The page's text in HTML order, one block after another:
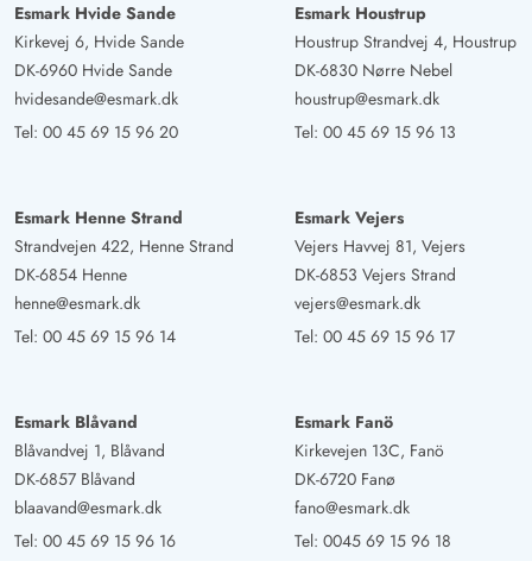
Stephanie Franken
Deutschland
5 von 5
5 von 5
5 out of 5
12/08/2024
Ein wunderbares, großes und sauberes Haus mit tollem
Garten. Dieser ist etwas abgegrenzt durch Grün und
super, es hat an nichts gefehlt. Toll, dass es dunkle
Jalousien in den Zimmern gibt.
Esmark Hvide Sande
Kirkevej 6, Hvide Sande
DK-6960 Hvide Sande
hvidesande@esmark.dk
Tel: 00 45 69 15 96 20
Esmark Houstrup
Houstrup Strandvej 4, Houstrup
DK-6830 Nørre Nebel
houstrup@esmark.dk
Tel: 00 45 69 15 96 13
Esmark Henne Strand
Strandvejen 422, Henne Strand
DK-6854 Henne
henne@esmark.dk
Tel: 00 45 69 15 96 14
Esmark Vejers
Vejers Havvej 81, Vejers
DK-6853 Vejers Strand
vejers@esmark.dk
Tel: 00 45 69 15 96 17
Esmark Blåvand
Blåvandvej 1, Blåvand
DK-6857 Blåvand
blaavand@esmark.dk
Tel: 00 45 69 15 96 16
Esmark Fanö
Kirkevejen 13C, Fanö
DK-6720 Fanø
fano@esmark.dk
Tel: 0045 69 15 96 18